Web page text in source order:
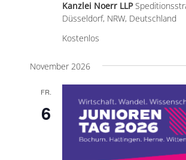
Kanzlei Noerr LLP
Düsseldorf, NRW, Deutschland
Kostenlos
November 2026
FR.
6